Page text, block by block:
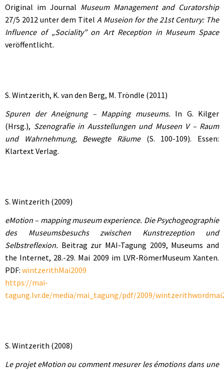
Original im Journal Museum Management and Curatorship
27/5 2012 unter dem Titel A Museion for the 21st Century: The
Influence of „Sociality” on Art Reception in Museum Space
veröffentlicht.
S. Wintzerith, K. van den Berg, M. Tröndle (2011)
Spuren der Aneignung – Mapping museums. In G. Kilger
(Hrsg.), Szenografie in Ausstellungen und Museen V – Raum
und Wahrnehmung, Bewegte Räume(S. 100-109). Essen:
Klartext Verlag.
S. Wintzerith (2009)
eMotion – mapping museum experience. Die Psychogeographie
des Museumsbesuchs zwischen Kunstrezeption und
Selbstreflexion. Beitrag zur MAI-Tagung 2009, Museums and
the Internet, 28.-29. Mai 2009 im LVR-RömerMuseum Xanten.
PDF: wintzerithMai2009
https://mai-
tagung.lvr.de/media/mai_tagung/pdf/2009/
S. Wintzerith (2008)
Le projet eMotion ou comment mesurer les émotions dans une